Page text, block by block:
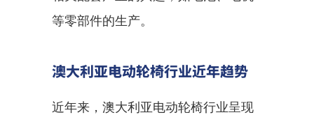
等零部件的生产。
澳大利亚电动轮椅行业近年趋势
近年来，澳大利亚电动轮椅行业呈现